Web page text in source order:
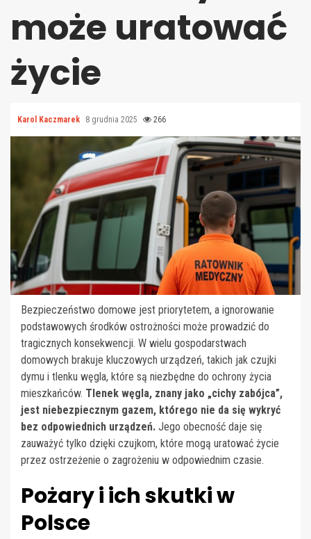
może uratować
życie
Karol Kaczmarek 8 grudnia 2025 266
Bezpieczeństwo domowe jest priorytetem, a ignorowanie
podstawowych środków ostrożności może prowadzić do
tragicznych konsekwencji. W wielu gospodarstwach
domowych brakuje kluczowych urządzeń, takich jak czujki
dymu i tlenku węgla, które są niezbędne do ochrony życia
mieszkańców. Tlenek węgla, znany jako „cichy zabójca”,
jest niebezpiecznym gazem, którego nie da się wykryć
bez odpowiednich urządzeń. Jego obecność daje się
zauważyć tylko dzięki czujkom, które mogą uratować życie
przez ostrzeżenie o zagrożeniu w odpowiednim czasie.
Pożary i ich skutki w
Polsce